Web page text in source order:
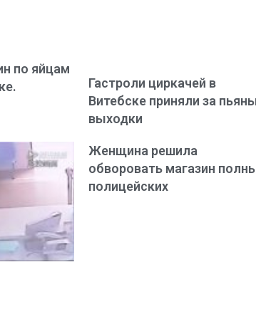
по яйцам
Гастроли циркачей в
Витебске приняли за
выходки
Женщина решила
обворовать магазин
полицейских